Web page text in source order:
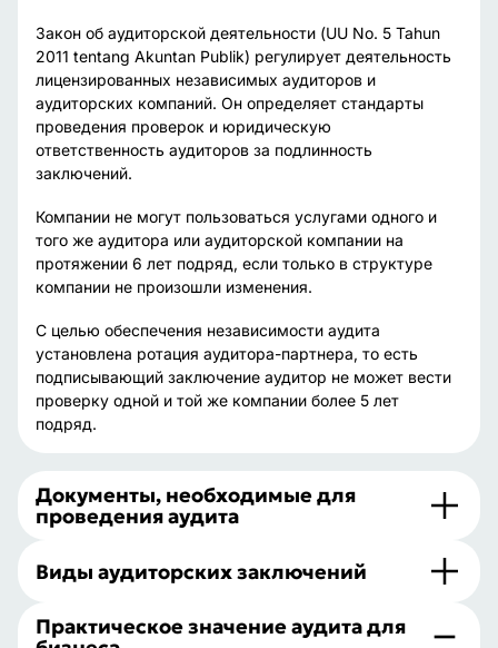
Закон об аудиторской деятельности (UU No. 5 Tahun
2011 tentang Akuntan Publik) регулирует деятельность
лицензированных независимых аудиторов и
аудиторских компаний. Он определяет стандарты
проведения проверок и юридическую
ответственность аудиторов за подлинность
заключений.
Компании не могут пользоваться услугами одного и
того же аудитора или аудиторской компании на
протяжении 6 лет подряд, если только в структуре
компании не произошли изменения.
С целью обеспечения независимости аудита
установлена ротация аудитора-партнера, то есть
подписывающий заключение аудитор не может вести
проверку одной и той же компании более 5 лет
подряд.
Документы, необходимые для
проведения аудита
Виды аудиторских заключений
Практическое значение аудита для